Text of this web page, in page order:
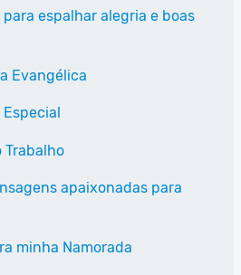
espalhar alegria e boas
Evangélica
Trabalho
apaixonadas para
minha Namorada